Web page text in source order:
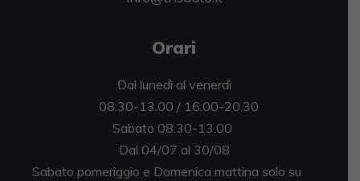
Orari
Dal lunedì al venerdì
08.30-13.00 / 16.00-20.30
Sabato 08.30-13.00
Dal 04/07 al 30/08
Sabato pomeriggio e Domenica mattina solo su